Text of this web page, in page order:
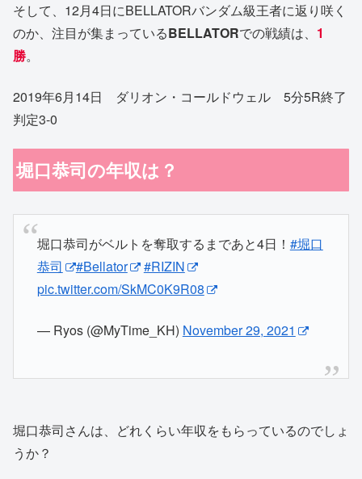
そして、12月4日にBELLATORバンダム級王者に返り咲く
のか、注目が集まっているBELLATORでの戦績は、 1
勝。
2019年6月14日 ダリオン・コールドウェル 5分5R終了
判定3-0
堀口恭司の年収は？
堀口恭司がベルトを奪取するまであと4日！ #堀口
恭司
#Bellator
#RIZIN
pic.twitter.com/SkMC0K9R08
— Ryos (@MyTime_KH) November 29, 2021
堀口恭司さんは、どれくらい年収をもらっているのでしょ
うか？